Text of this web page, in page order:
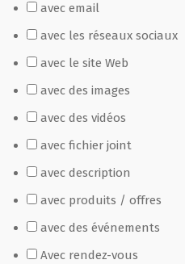
avec email
avec les réseaux sociaux
avec le site Web
avec des images
avec des vidéos
avec fichier joint
avec description
avec produits / offres
avec des événements
Avec rendez-vous